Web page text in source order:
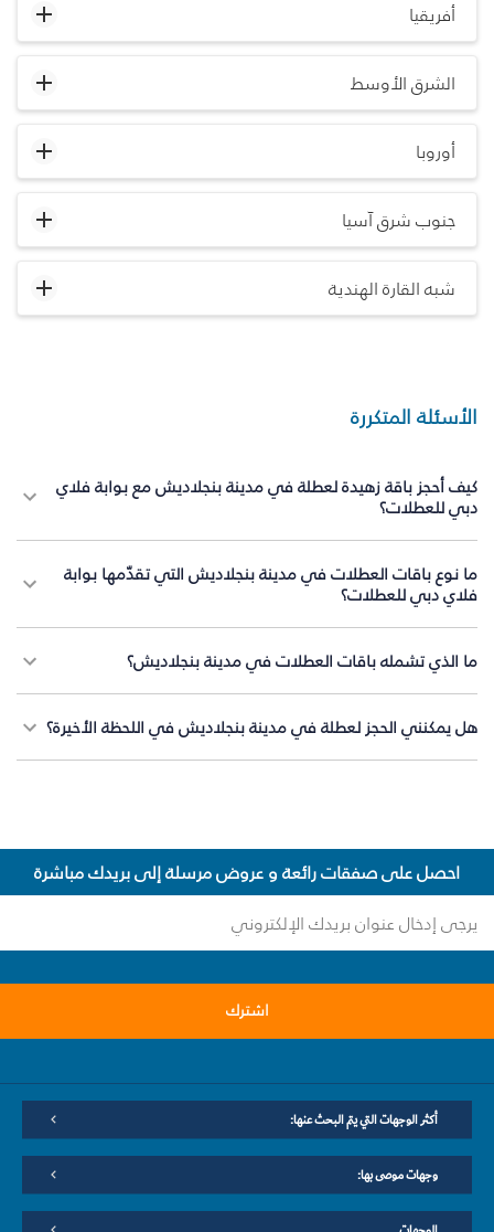
أفريقيا
الشرق الأوسط
أوروبا
جنوب شرق آسيا
شبه القارة الهندية
الأسئلة المتكررة
كيف أحجز باقة زهيدة لعطلة في مدينة بنجلاديش مع بوابة فلاي
دبي للعطلات؟
ما نوع باقات العطلات في مدينة بنجلاديش التي تقدّمها بوابة
فلاي دبي للعطلات؟
ما الذي تشمله باقات العطلات في مدينة بنجلاديش؟
هل يمكنني الحجز لعطلة في مدينة بنجلاديش في اللحظة الأخيرة؟
احصل على صفقات رائعة و عروض مرسلة إلى بريدك مباشرة
اشترك
أكثر الوجهات التي يتم البحث عنها:
وجهات موصى بها: